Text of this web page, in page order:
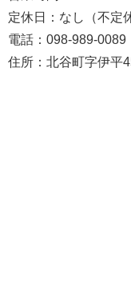
定休日：なし（不定
電話：098-989-0089
住所：北谷町字伊平